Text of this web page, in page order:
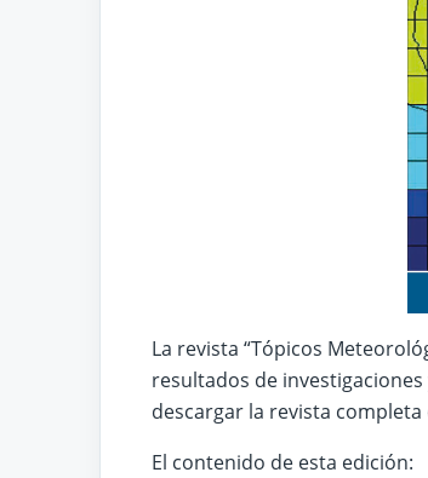
La revista “Tópicos
resultados de
descargar la revista
El contenido de esta edición: